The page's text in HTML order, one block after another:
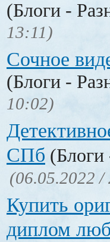
(Блоги -
13:11)
Сочное
(Блоги -
10:02)
СПб (Блоги
(06.05.2022 /
Купить
диплом